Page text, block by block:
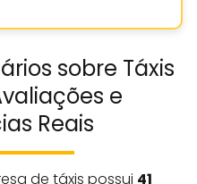
sobre Táxis
e
Reais
de táxis possui 41